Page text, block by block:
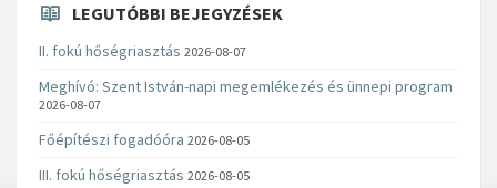
LEGUTÓBBI BEJEGYZÉSEK
II. fokú hőségriasztás 2026-08-07
Meghívó: Szent István-napi megemlékezés és ünnepi program
2026-08-07
Főépítészi fogadóóra 2026-08-05
III. fokú hőségriasztás 2026-08-05